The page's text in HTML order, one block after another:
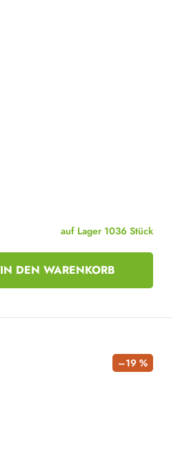
auf Lager 1036 Stück
IN DEN WARENKORB
–19 %